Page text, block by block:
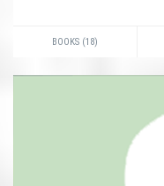
BOOKS (18)